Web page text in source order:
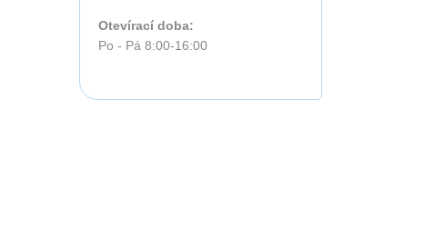
Otevírací doba:
Po - Pá 8:00-16:00